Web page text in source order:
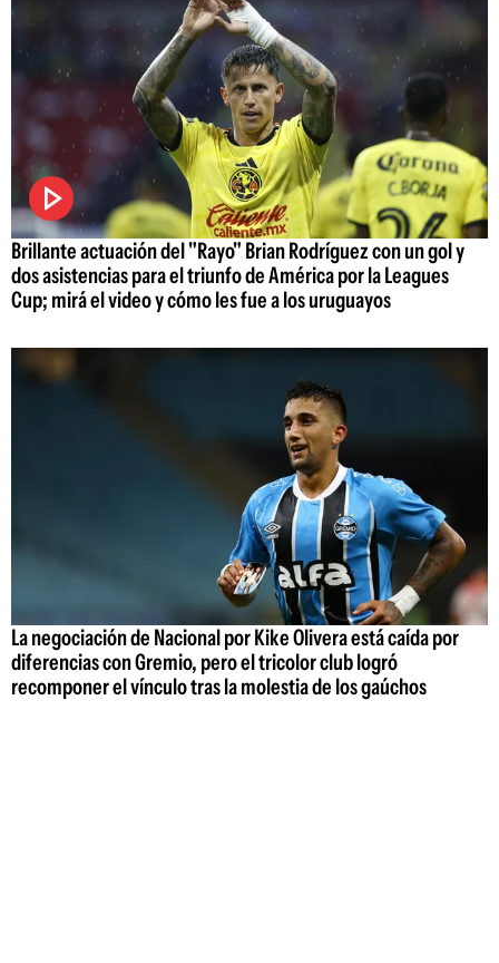
Brillante actuación del "Rayo" Brian Rodríguez con un gol y
dos asistencias para el triunfo de América por la Leagues
Cup; mirá el video y cómo les fue a los uruguayos
La negociación de Nacional por Kike Olivera está caída por
diferencias con Gremio, pero el tricolor club logró
recomponer el vínculo tras la molestia de los gaúchos